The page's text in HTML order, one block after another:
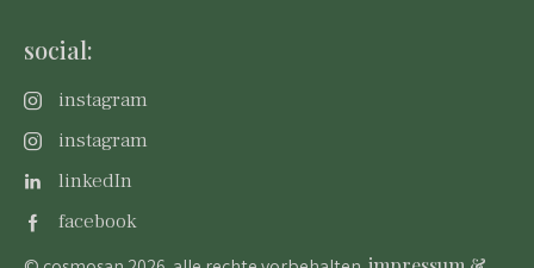
social:
instagram
instagram
linkedIn
facebook